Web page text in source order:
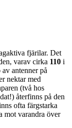
fjärilar. Det
varav cirka 110 i
antenner på
nektar med
(två hos
återfinns på den
ofta färgstarka
mot varandra över